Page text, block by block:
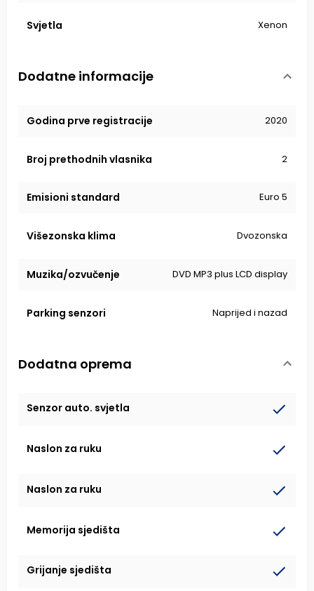
Svjetla Xenon
Dodatne informacije
Godina prve registracije 2020
Broj prethodnih vlasnika 2
Emisioni standard Euro 5
Višezonska klima Dvozonska
Muzika/ozvučenje DVD MP3 plus LCD display
Parking senzori Naprijed i nazad
Dodatna oprema
Senzor auto. svjetla
Naslon za ruku
Naslon za ruku
Memorija sjedišta
Grijanje sjedišta